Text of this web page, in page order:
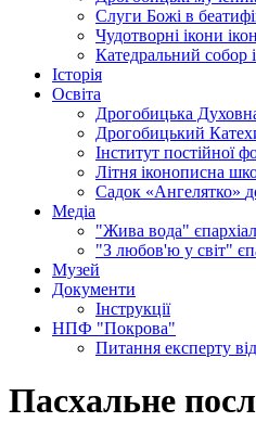
Слуги Божі в
Чудотворні ікони
Катедральний собор
Історія
Освіта
Дрогобицька
Дрогобицький
Інститут постійної
Літня іконописна
Садок «Ангелятко»
Медіа
"Жива вода"
"З любов'ю у світ"
Музей
Документи
Інструкції
НПФ "Покрова"
Питання експерту
Пасхальне